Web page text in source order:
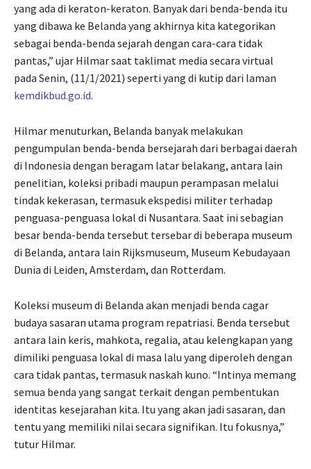
yang ada di keraton-keraton. Banyak dari benda-benda itu
yang dibawa ke Belanda yang akhirnya kita kategorikan
sebagai benda-benda sejarah dengan cara-cara tidak
pantas,” ujar Hilmar saat taklimat media secara virtual
pada Senin, (11/1/2021) seperti yang di kutip dari laman
kemdikbud.go.id.
Hilmar menuturkan, Belanda banyak melakukan
pengumpulan benda-benda bersejarah dari berbagai daerah
di Indonesia dengan beragam latar belakang, antara lain
penelitian, koleksi pribadi maupun perampasan melalui
tindak kekerasan, termasuk ekspedisi militer terhadap
penguasa-penguasa lokal di Nusantara. Saat ini sebagian
besar benda-benda tersebut tersebar di beberapa museum
di Belanda, antara lain Rijksmuseum, Museum Kebudayaan
Dunia di Leiden, Amsterdam, dan Rotterdam.
Koleksi museum di Belanda akan menjadi benda cagar
budaya sasaran utama program repatriasi. Benda tersebut
antara lain keris, mahkota, regalia, atau kelengkapan yang
dimiliki penguasa lokal di masa lalu yang diperoleh dengan
cara tidak pantas, termasuk naskah kuno. “Intinya memang
semua benda yang sangat terkait dengan pembentukan
identitas kesejarahan kita. Itu yang akan jadi sasaran, dan
tentu yang memiliki nilai secara signifikan. Itu fokusnya,”
tutur Hilmar.